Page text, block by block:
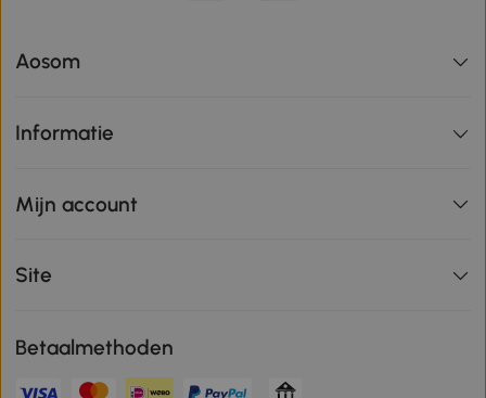
Aosom
Informatie
Mijn account
Site
Betaalmethoden